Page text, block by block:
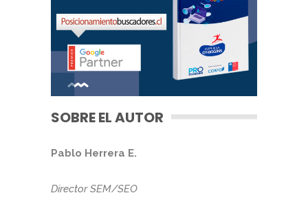
SOBRE EL AUTOR
Pablo Herrera E.
Director SEM/SEO